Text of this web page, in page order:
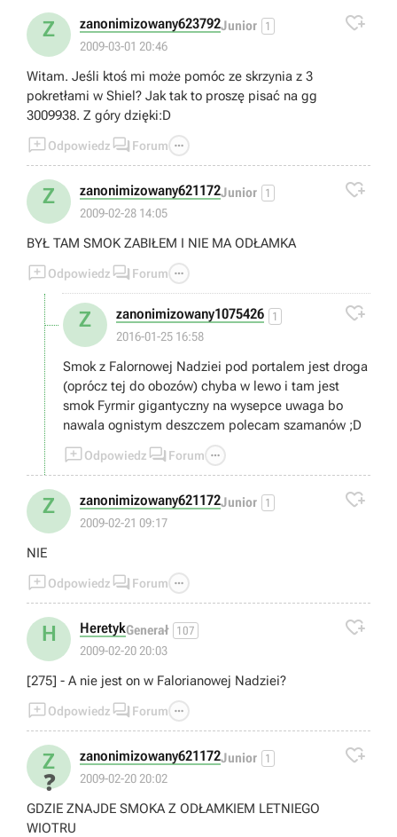
Z zanonimizowany623792Junior 1
2009-03-01 20:46

Witam. Jeśli ktoś mi może pomóc ze skrzynia z 3
pokretłami w Shiel? Jak tak to proszę pisać na gg
3009938. Z góry dzięki:D
Odpowiedz  Forum 
Z zanonimizowany621172Junior 1
2009-02-28 14:05

BYŁ TAM SMOK ZABIŁEM I NIE MA ODŁAMKA
Odpowiedz  Forum 
Z zanonimizowany1075426 1
2016-01-25 16:58

Smok z Falornowej Nadziei pod portalem jest droga
(oprócz tej do obozów) chyba w lewo i tam jest
smok Fyrmir gigantyczny na wysepce uwaga bo
nawala ognistym deszczem polecam szamanów ;D
Odpowiedz  Forum 
Z zanonimizowany621172Junior 1
2009-02-21 09:17

NIE
Odpowiedz  Forum 
H HeretykGenerał 107
2009-02-20 20:03

[275] - A nie jest on w Falorianowej Nadziei?
Odpowiedz  Forum 
Z
❓
zanonimizowany621172Junior 1
2009-02-20 20:02

GDZIE ZNAJDE SMOKA Z ODŁAMKIEM LETNIEGO
WIOTRU